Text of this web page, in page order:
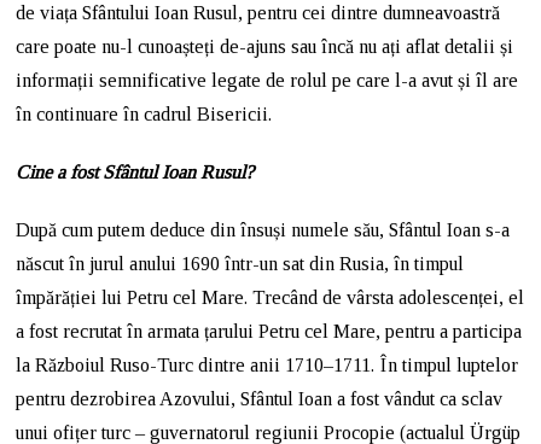
de viața Sfântului Ioan Rusul, pentru cei dintre dumneavoastră
care poate nu-l cunoașteți de-ajuns sau încă nu ați aflat detalii și
informații semnificative legate de rolul pe care l-a avut și îl are
în continuare în cadrul Bisericii.
Cine a fost Sfântul Ioan Rusul?
După cum putem deduce din însuși numele său, Sfântul Ioan s-a
născut în jurul anului 1690 într-un sat din Rusia, în timpul
împărăției lui Petru cel Mare. Trecând de vârsta adolescenței, el
a fost recrutat în armata țarului Petru cel Mare, pentru a participa
la Războiul Ruso-Turc dintre anii 1710–1711. În timpul luptelor
pentru dezrobirea Azovului, Sfântul Ioan a fost vândut ca sclav
unui ofițer turc – guvernatorul regiunii Procopie (actualul Ürgüp